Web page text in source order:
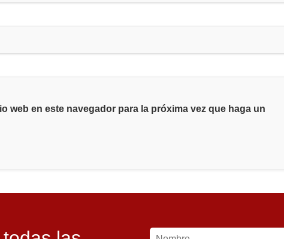
web en este navegador para la próxima vez que haga un